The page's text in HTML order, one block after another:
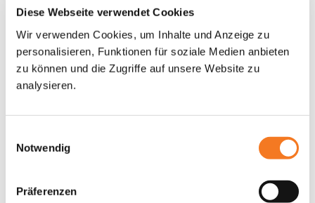
Diese Webseite verwendet Cookies
Wir verwenden Cookies, um Inhalte und Anzeige zu
personalisieren, Funktionen für soziale Medien anbieten
zu können und die Zugriffe auf unsere Website zu
analysieren.
Notwendig
Präferenzen
ZIELGRUPPEN
JUGENDLICHE IN MASSNAHMEN DER J
UGENDBERUFSHILFE
Förderprogramme
JUGENDLICHE MIT
MIGRATIONSHINTERGRUND